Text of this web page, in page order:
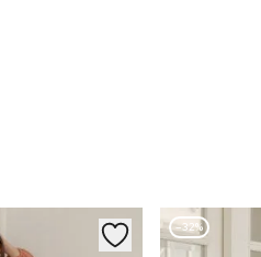
–32%